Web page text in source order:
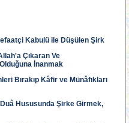
Kabulü ile Düşülen Şirk
Çıkaran Ve
İnanmak
Bırakıp Kâfir ve Münâfıkları
Hususunda Şirke Girmek,